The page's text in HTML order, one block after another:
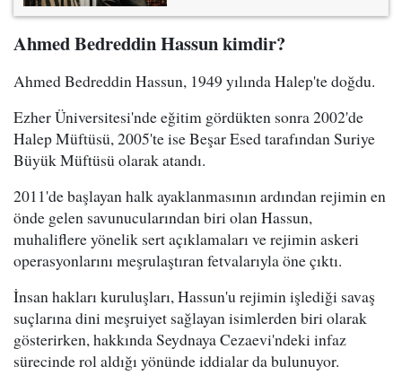
Ahmed Bedreddin Hassun kimdir?
Ahmed Bedreddin Hassun, 1949 yılında Halep'te doğdu.
Ezher Üniversitesi'nde eğitim gördükten sonra 2002'de
Halep Müftüsü, 2005'te ise Beşar Esed tarafından Suriye
Büyük Müftüsü olarak atandı.
2011'de başlayan halk ayaklanmasının ardından rejimin en
önde gelen savunucularından biri olan Hassun,
muhaliflere yönelik sert açıklamaları ve rejimin askeri
operasyonlarını meşrulaştıran fetvalarıyla öne çıktı.
İnsan hakları kuruluşları, Hassun'u rejimin işlediği savaş
suçlarına dini meşruiyet sağlayan isimlerden biri olarak
gösterirken, hakkında Seydnaya Cezaevi'ndeki infaz
sürecinde rol aldığı yönünde iddialar da bulunuyor.